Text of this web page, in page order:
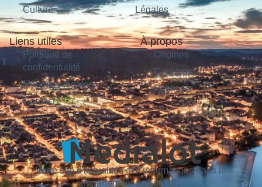
Culture
Légales
Liens utiles
Politique de
confidentialité
Mentions légales
Contact
À propos
Origines
Carrières
Publicité
Votre site d'actualités et d'informations dans le
département du Lot (46).